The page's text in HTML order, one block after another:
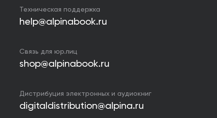
Техническая поддержка
help@alpinabook.ru
Связь для юр.лиц
shop@alpinabook.ru
Дистрибуция электронных и аудиокниг
digitaldistribution@alpina.ru